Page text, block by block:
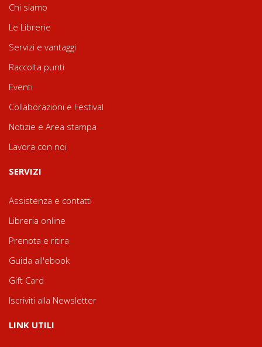
Chi siamo
Le Librerie
Servizi e vantaggi
Raccolta punti
Eventi
Collaborazioni e Festival
Notizie e Area stampa
Lavora con noi
SERVIZI
Assistenza e contatti
Libreria online
Prenota e ritira
Guida all'ebook
Gift Card
Iscriviti alla Newsletter
LINK UTILI